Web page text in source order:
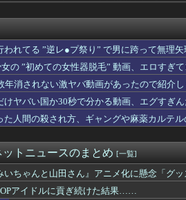
込みが半端じゃない…！」外国人を夢中に
じゃあ次はこれ」と言われ、代金ももらえ
様、UEFA側の逆転敗北すらあり得...
ずかしいPVを発表してしまう
クルトまで3G差←珍しい状況
ろｗ」住民「それは違うぞ」→煽り投稿...
6割超が「人生の敗者」自認
子と初Hしたらこうなるwww
１兆５０００億円で工場増築へ
・・・・・
いた事実が発覚。仮面夫婦に近い俺ら夫婦...
らどう思われる？」
するネット民を痛烈批判！「車の中臭そう
かけた高崎市、初日に1170匹持ち込...
われてる ”逆レ●プ祭り” で男に跨って無理
の ”初めての女性器脱毛” 動画、エロすぎ
年消されない激ヤバ動画があったので紹介
けヤバい国か30秒で分かる動画、エグすぎん
た人間の殺され方、ギャングや麻薬カルテ
トニュースのまとめ [一覧]
いちゃんと山田さん』アニメ化に懸念「グ
アイドルに貢ぎ続けた結果……